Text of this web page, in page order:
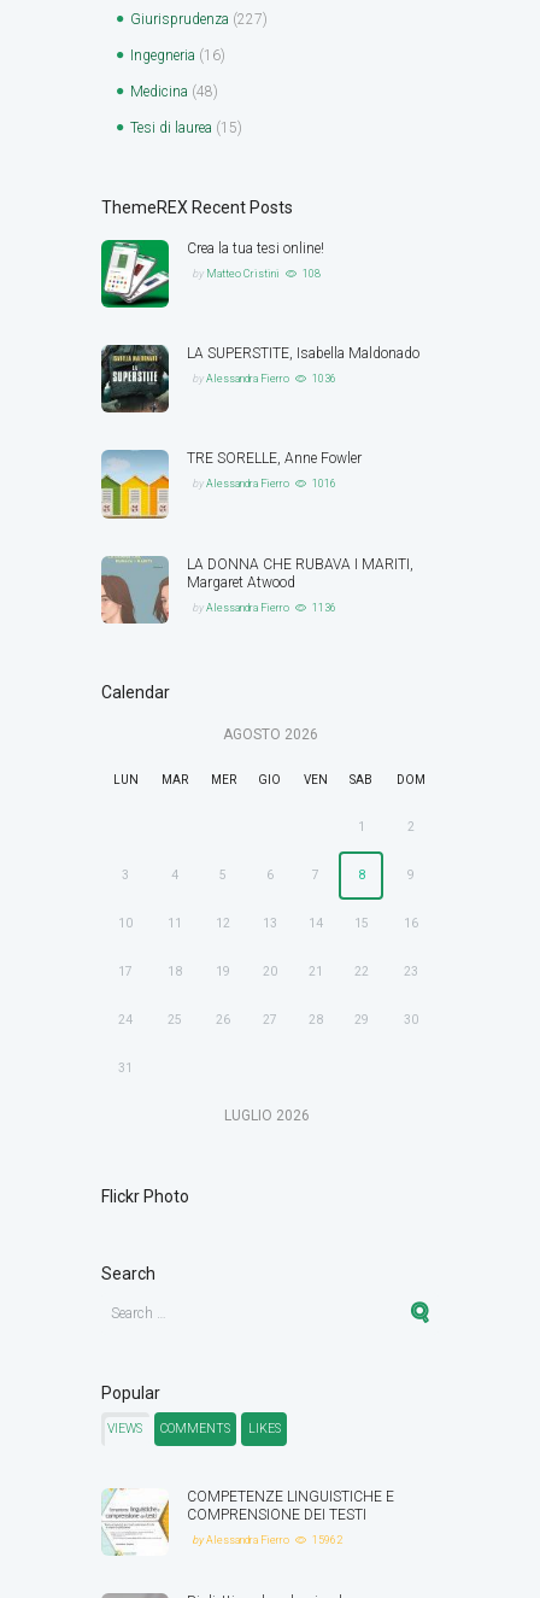
Giurisprudenza (227)
Ingegneria (16)
Medicina (48)
Tesi di laurea (15)
ThemeREX Recent Posts
Crea la tua tesi online!
by Matteo Cristini 108
LA SUPERSTITE, Isabella Maldonado
byAlessandra Fierro 1036
TRE SORELLE, Anne Fowler
byAlessandra Fierro 1016
LA DONNA CHE RUBAVA I MARITI,
Margaret Atwood
byAlessandra Fierro 1136
Calendar
AGOSTO 2026
LUN MAR MER GIO VEN SAB DOM
1 2
3 4 5 6 7 8 9
10 11 12 13 14 15 16
17 18 19 20 21 22 23
24 25 26 27 28 29 30
31
LUGLIO 2026
Flickr Photo
Search
Popular
VIEWS COMMENTS LIKES
COMPETENZE LINGUISTICHE E
COMPRENSIONE DEI TESTI
byAlessandra Fierro 15962